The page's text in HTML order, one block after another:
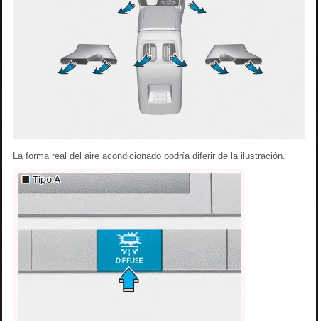
La forma real del aire acondicionado podría diferir de la ilustración.